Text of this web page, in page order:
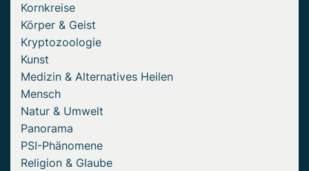
Kornkreise
Körper & Geist
Kryptozoologie
Kunst
Medizin & Alternatives Heilen
Mensch
Natur & Umwelt
Panorama
PSI-Phänomene
Religion & Glaube